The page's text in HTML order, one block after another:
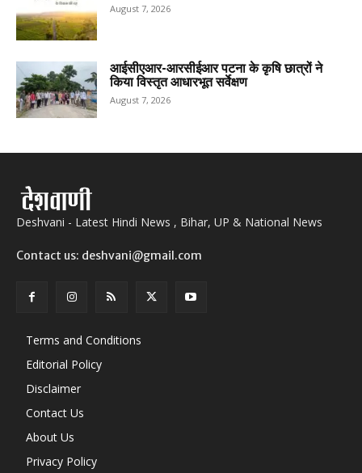
August 7, 2026
आईसीएआर-आरसीईआर पटना के कृषि छात्रों ने
किया विस्तृत आधारभूत सर्वेक्षण
August 7, 2026
Deshvani - Latest Hindi News , Bihar, UP & National News
Contact us: deshvani@gmail.com
Terms and Conditions
Editorial Policy
Disclaimer
Contact Us
About Us
Privacy Policy